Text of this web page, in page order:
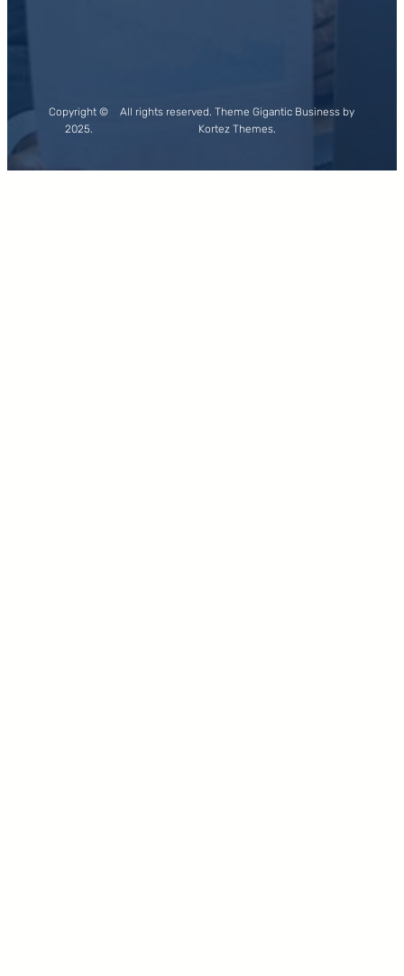
Copyright ©
2025.
All rights reserved. Theme Gigantic Business by
Kortez Themes.